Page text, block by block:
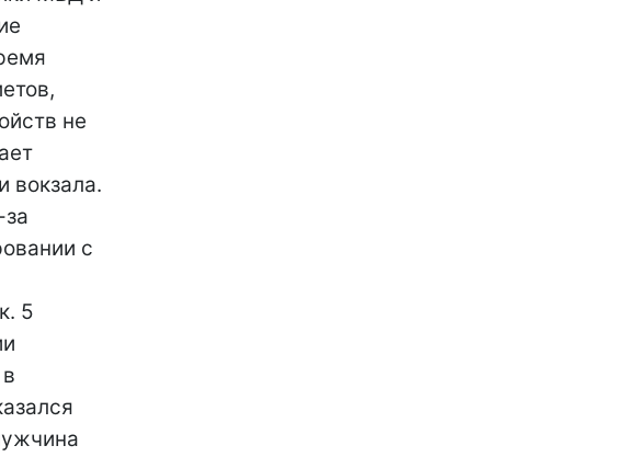
не
вокзала.
с
5